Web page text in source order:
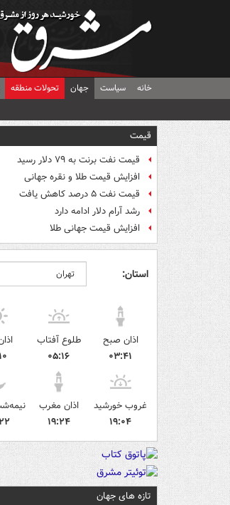
خانه سیاست جهان تحولات منطقه
قیمت
قیمت نفت برنت به ۷۹ دلار رسید
افزایش قیمت طلا و نقره جهانی
قیمت نفت ۵ درصد کاهش یافت
رشد آرام دلار ادامه دارد
افزایش قیمت جهانی طلا
استان:
اذان صبح
۰۳:۴۱
طلوع آفتاب
۰۵:۱۶
غروب خورشید
۱۹:۰۴
اذان مغرب
۱۹:۲۴
تازه های جهان